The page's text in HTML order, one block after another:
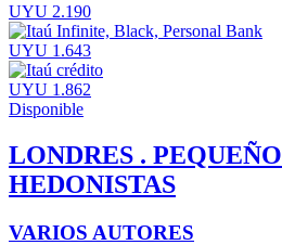
UYU 2.190
UYU 1.643
UYU 1.862
Disponible
LONDRES .
HEDONISTAS
VARIOS AUTORES